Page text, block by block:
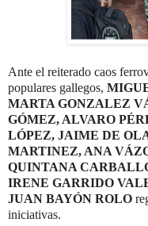
Ante el reiterado caos
populares gallegos,
MARTA GONZALEZ
GÓMEZ, ALVARO
LÓPEZ, JAIME DE
MARTINEZ, ANA
QUINTANA
IRENE GARRIDO
JUAN BAYÓN ROLO
iniciativas.